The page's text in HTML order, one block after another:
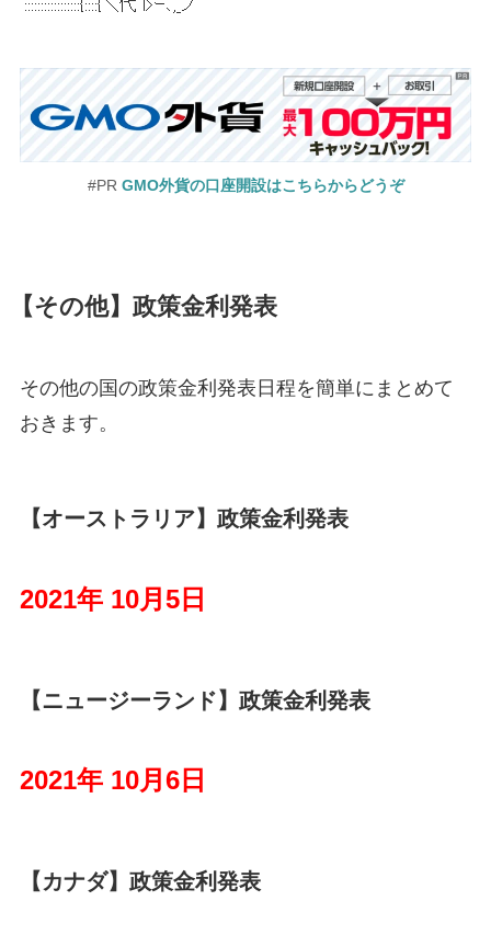
#PR GMO外貨の口座開設はこちらからどうぞ
【その他】政策金利発表
その他の国の政策金利発表日程を簡単にまとめて
おきます。
【オーストラリア】政策金利発表
2021年 10月5日
【ニュージーランド】政策金利発表
2021年 10月6日
【カナダ】政策金利発表